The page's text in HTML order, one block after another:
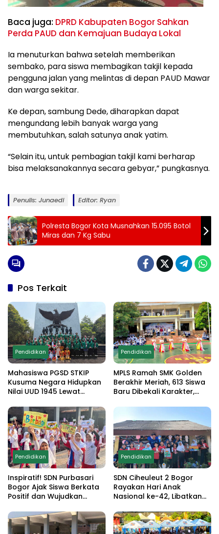
Baca juga: DPRD Kabupaten Bogor Sahkan
Perda PAUD dan Kemajuan Budaya Lokal
Ia menuturkan bahwa setelah memberikan
sembako, para siswa membagikan takjil kepada
pengguna jalan yang melintas di depan PAUD Mawar
dan warga sekitar.
Ke depan, sambung Dede, diharapkan dapat
mengundang lebih banyak warga yang
membutuhkan, salah satunya anak yatim.
“Selain itu, untuk pembagian takjil kami berharap
bisa melaksanakannya secara gebyar,” pungkasnya.
Penulis: Junaedi Editor: Ryan
Polresta Bogor Kota Musnahkan 15.095 Botol
Miras dan 7 Kg Sabu
Pos Terkait
Pendidikan
Mahasiswa PGSD STKIP
Kusuma Negara Hidupkan
Nilai UUD 1945 Lewat
Monumen Pancasila Sakti
Pendidikan
MPLS Ramah SMK Golden
Berakhir Meriah, 613 Siswa
Baru Dibekali Karakter,
hingga Demo
Ekstrakurikuler
Pendidikan
Inspiratif! SDN Purbasari
Bogor Ajak Siswa Berkata
Positif dan Wujudkan
Pendidikan
SDN Ciheuleut 2 Bogor
Rayakan Hari Anak
Nasional ke-42, Libatkan
Lomba Edukatif untuk
Cetak Generasi